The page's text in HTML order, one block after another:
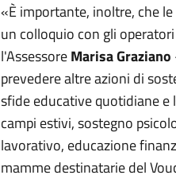
«È importante, inoltre, che
un colloquio con gli
l'AssessoreMarisa Graziano
prevedere altre azioni di
sfide educative quotidiane e
campi estivi, sostegno
lavorativo, educazione
mamme destinatarie del